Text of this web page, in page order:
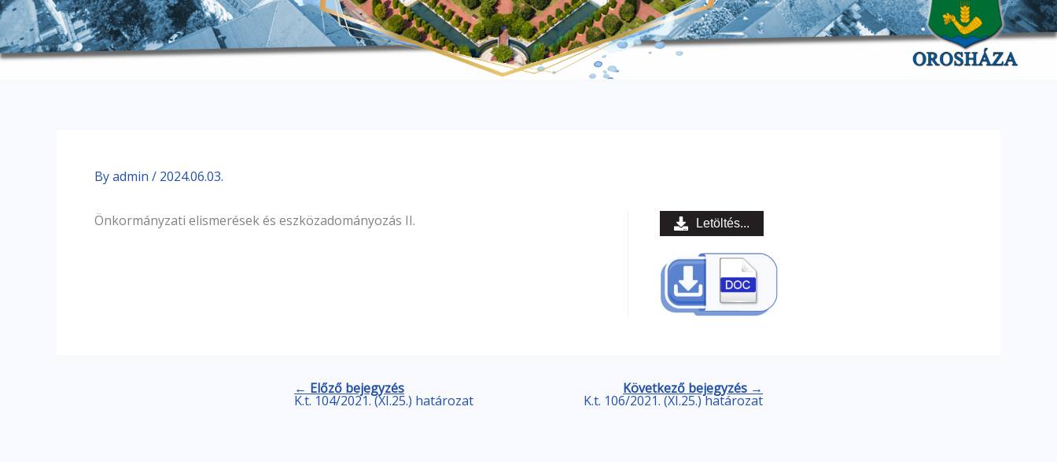
Byadmin / 2024.06.03.
Önkormányzati elismerések és eszközadományozás II. Letöltés...
← Előző bejegyzés
K.t. 104/2021. (XI.25.) határozat
Következő bejegyzés →
K.t. 106/2021. (XI.25.) határozat